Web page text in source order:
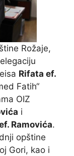
Rožaje,
Rifata ef.
Fatih“
OIZ
i
Ramovića.
opštine
Gori, kao i